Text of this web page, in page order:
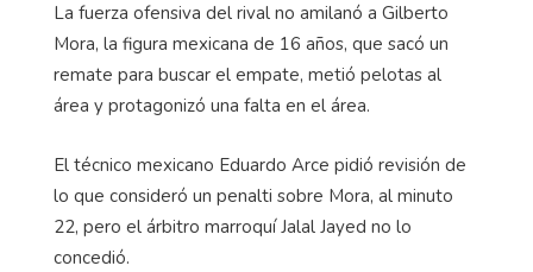
La fuerza ofensiva del rival no amilanó a Gilberto
Mora, la figura mexicana de 16 años, que sacó un
remate para buscar el empate, metió pelotas al
área y protagonizó una falta en el área.
El técnico mexicano Eduardo Arce pidió revisión de
lo que consideró un penalti sobre Mora, al minuto
22, pero el árbitro marroquíJalal Jayed no lo
concedió.